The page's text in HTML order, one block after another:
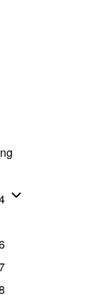
von
von
von
Unternavigation